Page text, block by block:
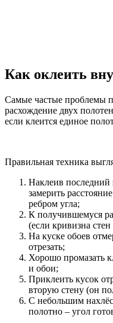
Как оклеить
Самые частые проблемы
расхождение двух
если клеится единое
Правильная техника
Наклеив последний
замерить
ребром угла;
К получившемуся
(если кривизна
На куске обоев
отрезать;
Хорошо промазать
и обои;
Приклеить кусок
вторую стену (он
С небольшим
полотно – угол